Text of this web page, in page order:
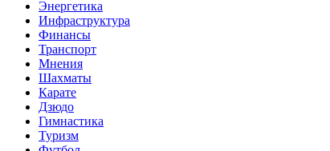
Энергетика
Инфраструктура
Финансы
Транспорт
Мнения
Шахматы
Карате
Дзюдо
Гимнастика
Туризм